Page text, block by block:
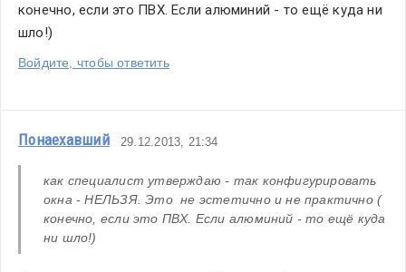
конечно, если это ПВХ. Если алюминий - то ещё куда ни
шло!)
Войдите, чтобы ответить
Понаехавший 29.12.2013, 21:34
как специалист утверждаю - так конфигурировать
окна - НЕЛЬЗЯ. Это  не эстетично и не практично (
конечно, если это ПВХ. Если алюминий - то ещё куда
ни шло!)